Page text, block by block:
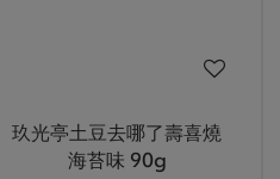
玖光亭土豆去哪了壽喜燒
海苔味 90g